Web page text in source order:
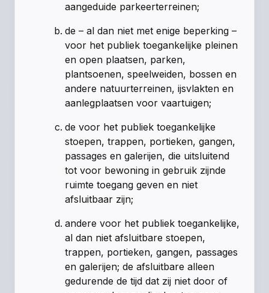
aangeduide parkeerterreinen;
de – al dan niet met enige beperking –
voor het publiek toegankelijke pleinen
en open plaatsen, parken,
plantsoenen, speelweiden, bossen en
andere natuurterreinen, ijsvlakten en
aanlegplaatsen voor vaartuigen;
de voor het publiek toegankelijke
stoepen, trappen, portieken, gangen,
passages en galerijen, die uitsluitend
tot voor bewoning in gebruik zijnde
ruimte toegang geven en niet
afsluitbaar zijn;
andere voor het publiek toegankelijke,
al dan niet afsluitbare stoepen,
trappen, portieken, gangen, passages
en galerijen; de afsluitbare alleen
gedurende de tijd dat zij niet door of